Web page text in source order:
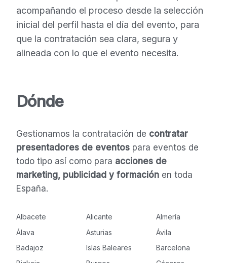
acompañando el proceso desde la selección
inicial del perfil hasta el día del evento, para
que la contratación sea clara, segura y
alineada con lo que el evento necesita.
Dónde
Gestionamos la contratación de contratar
presentadores de eventospara eventos de
todo tipo así como para acciones de
marketing, publicidad y formaciónen toda
España.
Albacete Alicante
Almería
Álava
Asturias
Ávila
Badajoz
Islas Baleares
Barcelona